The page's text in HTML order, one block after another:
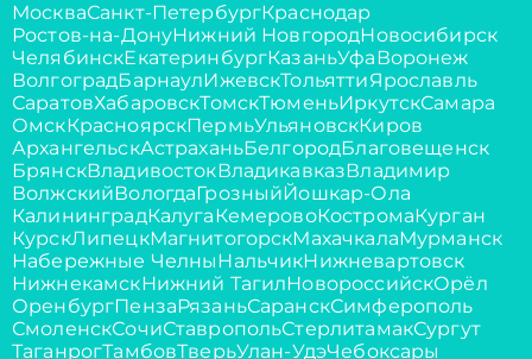
МоскваСанкт-ПетербургКраснодар
Ростов-на-ДонуНижний НовгородНовосибирск
ЧелябинскЕкатеринбургКазаньУфаВоронеж
ВолгоградБарнаулИжевскТольяттиЯрославль
СаратовХабаровскТомскТюменьИркутскСамара
ОмскКрасноярскПермьУльяновскКиров
АрхангельскАстраханьБелгородБлаговещенск
БрянскВладивостокВладикавказВладимир
ВолжскийВологдаГрозныйЙошкар-Ола
КалининградКалугаКемеровоКостромаКурган
КурскЛипецкМагнитогорскМахачкалаМурманск
Набережные ЧелныНальчикНижневартовск
НижнекамскНижний ТагилНовороссийскОрёл
ОренбургПензаРязаньСаранскСимферополь
СмоленскСочиСтавропольСтерлитамакСургут
ТаганрогТамбовТверьУлан-УдэЧебоксары